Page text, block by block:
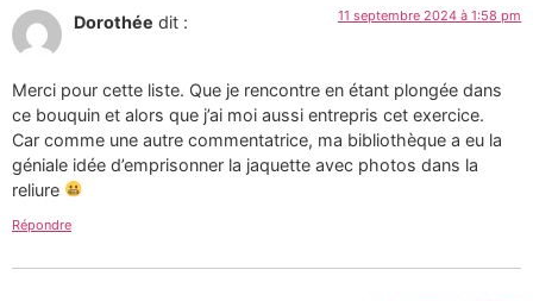
Dorothée dit : 11 septembre 2024 à 1:58 pm
Merci pour cette liste. Que je rencontre en étant plongée dans
ce bouquin et alors que j’ai moi aussi entrepris cet exercice.
Car comme une autre commentatrice, ma bibliothèque a eu la
géniale idée d’emprisonner la jaquette avec photos dans la
reliure
Répondre